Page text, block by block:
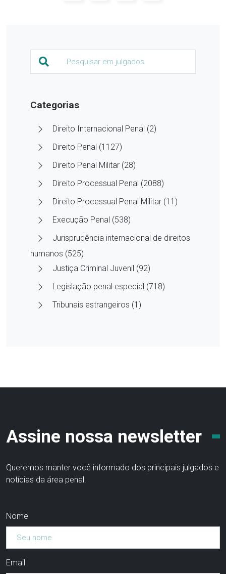
Categorias
Direito Internacional Penal (2)
Direito Penal (1127)
Direito Penal Militar (28)
Direito Processual Penal (2088)
Direito Processual Penal Militar (11)
Execução Penal (538)
Jurisprudência internacional de direitos
humanos (525)
Justiça Criminal Juvenil (92)
Legislação penal especial (718)
Tribunais estrangeiros (1)
Assine nossa newsletter
Queremos manter você informado dos principais julgados e
notícias da área penal.
Nome
Email